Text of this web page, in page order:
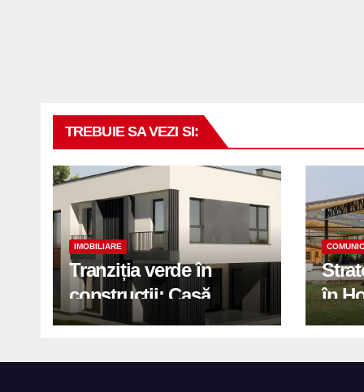
TREBUIE SA VEZI SI:
IMOBILIARE
Tranziția verde în
construcții: Casă
modernă cu structură
în